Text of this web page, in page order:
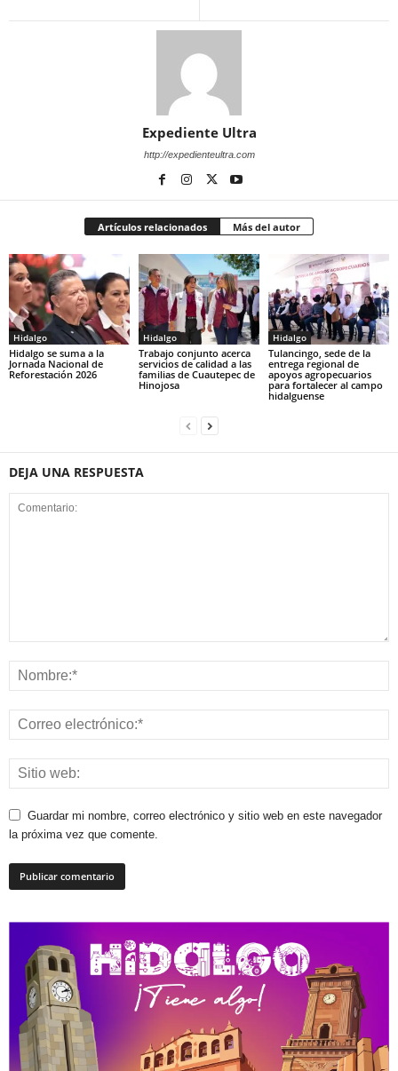
Expediente Ultra
http://expedienteultra.com
Artículos relacionados Más del autor
Hidalgo
Hidalgo se suma a la
Jornada Nacional de
Reforestación 2026
Hidalgo
Trabajo conjunto acerca
servicios de calidad a las
familias de Cuautepec de
Hinojosa
Hidalgo
Tulancingo, sede de la
entrega regional de
apoyos agropecuarios
para fortalecer al campo
hidalguense
DEJA UNA RESPUESTA
Guardar mi nombre, correo electrónico y sitio web en este navegador
la próxima vez que comente.